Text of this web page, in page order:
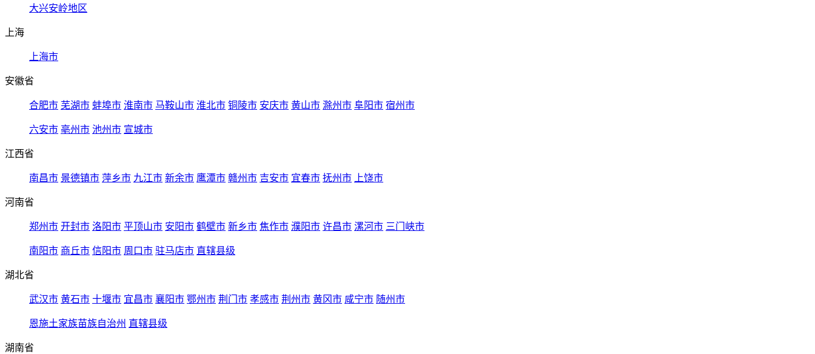
大兴安岭地区
上海
上海市
安徽省
合肥市 芜湖市 蚌埠市 淮南市 马鞍山市 淮北市 铜陵市 安庆市 黄山市 滁州市 阜阳市 宿州市
六安市 亳州市 池州市 宣城市
江西省
南昌市 景德镇市 萍乡市 九江市 新余市 鹰潭市 赣州市 吉安市 宜春市 抚州市 上饶市
河南省
郑州市 开封市 洛阳市 平顶山市 安阳市 鹤壁市 新乡市 焦作市 濮阳市 许昌市 漯河市 三门峡市
南阳市 商丘市 信阳市 周口市 驻马店市 直辖县级
湖北省
武汉市 黄石市 十堰市 宜昌市 襄阳市 鄂州市 荆门市 孝感市 荆州市 黄冈市 咸宁市 随州市
恩施土家族苗族自治州 直辖县级
湖南省